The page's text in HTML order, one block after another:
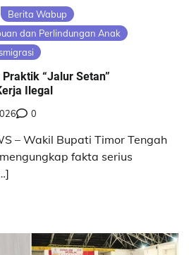
Berita Wabup
dan Perlindungan Anak
“Jalur Setan”
Ilegal
0
– Wakil Bupati Timor Tengah
fakta serius